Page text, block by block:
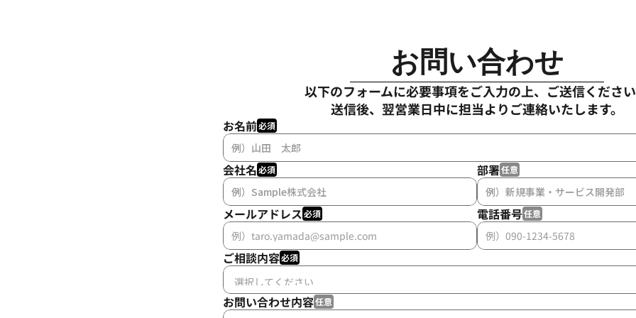
お問い合わせ
以下のフォームに必要事項をご入力の上、ご送信くださ
送信後、翌営業日中に担当よりご連絡いたします。
お名前必須
会社名必須 部署任意
メールアドレス必須 電話番号任意
ご相談内容必須
お問い合わせ内容任意